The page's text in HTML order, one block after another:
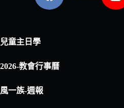
兒童主日學
2026-教會行事曆
風一族-週報